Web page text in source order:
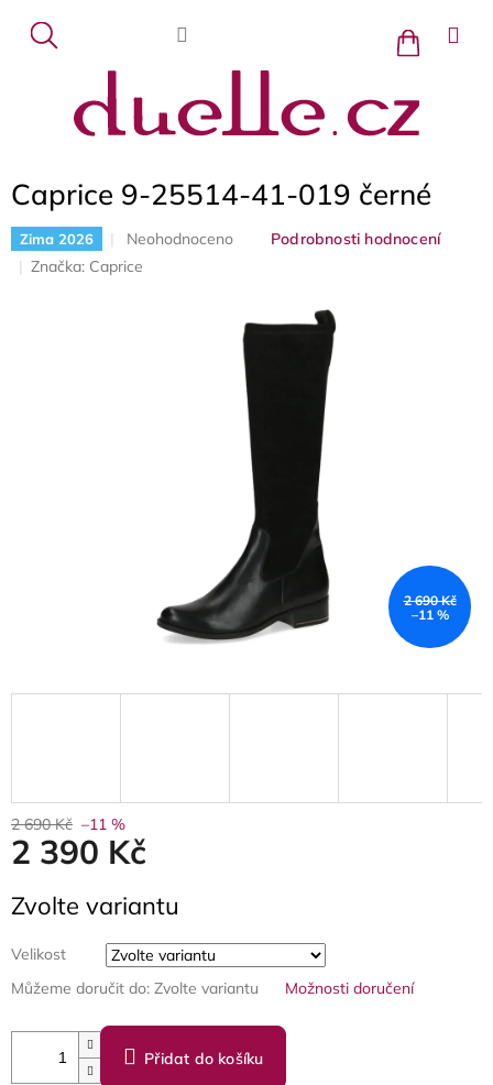
obsah
Nákupní
košík
Caprice 9-25514-41-019 černé
Zima 2026
Průměrné
produktu
Neohodnoceno
Podrobnosti hodnocení
Značka: Caprice
2 690 Kč
–11 %
2 690 Kč –11 %
2 390 Kč
cena:
Zvolte variantu
Velikost
Můžeme doručit do: Zvolte variantu Možnosti doručení
Přidat do košíku